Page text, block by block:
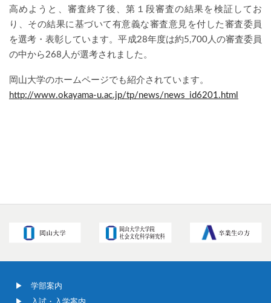
高めようと、審査終了後、第１段審査の結果を検証してお
り、その結果に基づいて有意義な審査意見を付した審査委員
を選考・表彰しています。平成28年度は約5,700人の審査委員
の中から268人が選考されました。
岡山大学のホームページでも紹介されています。
http://www.okayama-u.ac.jp/tp/news/news_id6201.html
学部案内